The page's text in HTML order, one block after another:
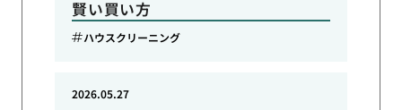
賢い買い方
ハウスクリーニング
2026.05.27